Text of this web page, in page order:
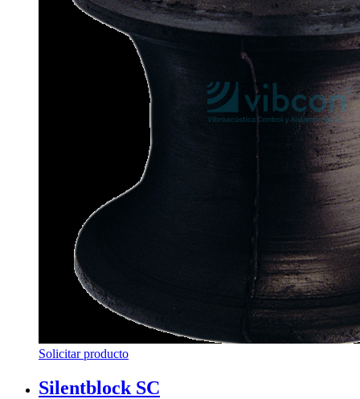
Solicitar producto
Silentblock SC